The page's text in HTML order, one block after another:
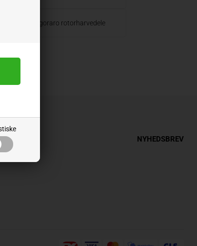
Pegoraro rotorharvedele
NYHEDSBREV